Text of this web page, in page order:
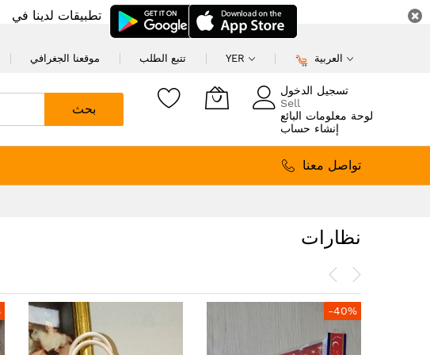
تطبيقات لدينا في
موقعنا الجغرافي تتبع الطلب YER العربية
بحث
تسجيل الدخول
Sell
لوحة معلومات البائع
إنشاء حساب
تواصل معنا
نظارات
-40%